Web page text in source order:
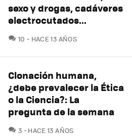
sexo y drogas, cadáveres
electrocutados...
10 COMENTARIOS
HACE 13 AÑOS
Clonación humana,
¿debe prevalecer la Ética
o la Ciencia?: La
pregunta de la semana
3 COMENTARIOS
HACE 13 AÑOS